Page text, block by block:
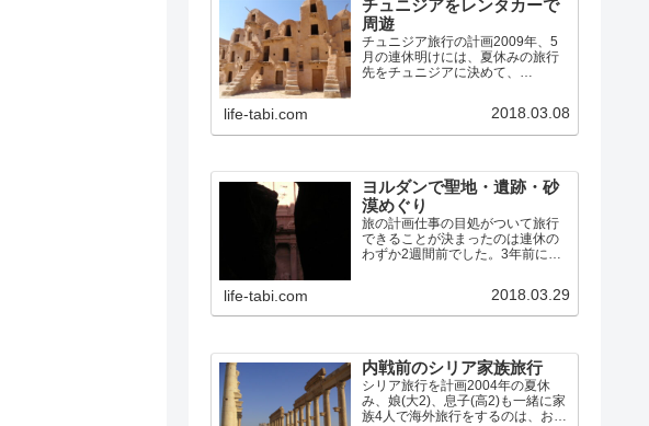
チュニジアをレンタカーで
周遊
チュニジア旅行の計画2009年、5
月の連休明けには、夏休みの旅行
先をチュニジアに決めて、
予約しました。アフリカ大陸は、
私も妻も初めてです。その航空券
life-tabi.com 2018.03.08
ヨルダンで聖地・遺跡・砂
漠めぐり
旅の計画仕事の目処がついて旅行
できることが決まったのは連休の
わずか2週間前でした。3年前にシ
っていたので、行き先はヨルダン
に決定。往復の航空便は既に満席
life-tabi.com 2018.03.29
内戦前のシリア家族旅行
シリア旅行を計画2004年の夏休
み、娘(大2)、息子(高2)も一緒に家
族4人で海外旅行をするのは、おそ